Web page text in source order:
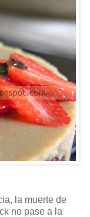
la muerte de
no pase a la